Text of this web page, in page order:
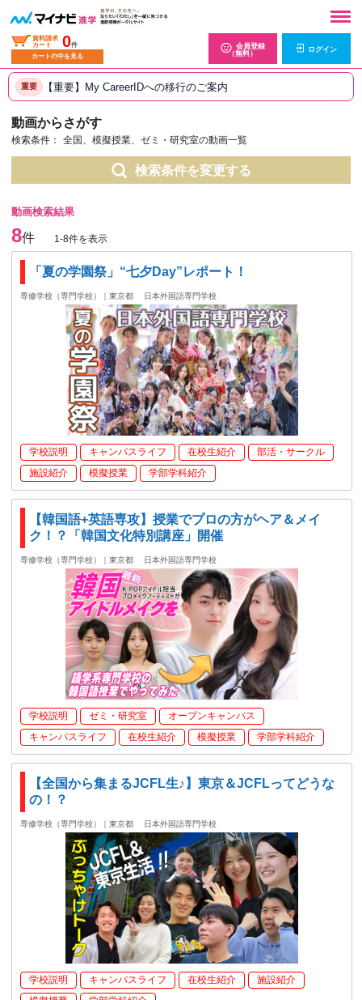
資料請求
カート
0件
カートの中を見る
会員登録
（無料）
ログイン
重要 【重要】My CareerIDへの移行のご案内
動画からさがす
検索条件： 全国、模擬授業、ゼミ・研究室の動画一覧
検索条件を変更する
動画検索結果
8件 1-8件を表示
「夏の学園祭」“七夕Day”レポート！
専修学校（専門学校）｜東京都 日本外国語専門学校
学校説明 キャンパスライフ 在校生紹介
部活・サークル
施設紹介
模擬授業 学部学科紹介
【韓国語+英語専攻】授業でプロの方がヘア＆メイ
ク！？「韓国文化特別講座」開催
専修学校（専門学校）｜東京都 日本外国語専門学校
学校説明 ゼミ・研究室
オープンキャンパス
キャンパスライフ
在校生紹介 模擬授業 学部学科紹介
【全国から集まるJCFL生♪】東京＆JCFLってどうな
の！？
専修学校（専門学校）｜東京都 日本外国語専門学校
学校説明 キャンパスライフ 在校生紹介
施設紹介